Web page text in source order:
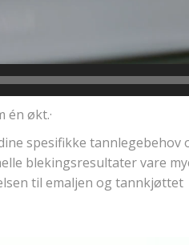
én økt.·
spesifikke tannlegebehov
blekingsresultater
til emaljen og tannkjøttet